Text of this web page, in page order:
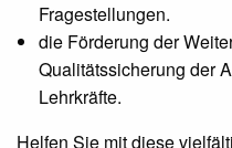
Fragestellungen.
die Förderung der
Qualitätssicherung der
Lehrkräfte.
Helfen Sie mit diese